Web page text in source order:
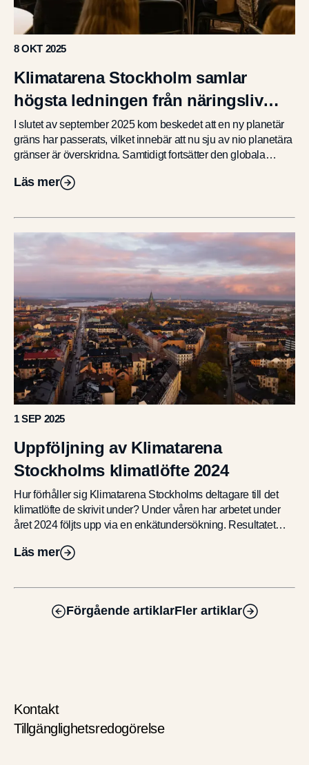
8 OKT 2025
Klimatarena Stockholm samlar
högsta ledningen från näringsliv
och kommuner
I slutet av september 2025 kom beskedet att en ny planetär
gräns har passerats, vilket innebär att nu sju av nio planetära
gränser är överskridna. Samtidigt fortsätter den globala
Läs mer
1 SEP 2025
Uppföljning av Klimatarena
Stockholms klimatlöfte 2024
Hur förhåller sig Klimatarena Stockholms deltagare till det
klimatlöfte de skrivit under? Under våren har arbetet under
året 2024 följts upp via en enkätundersökning. Resultatet
Läs mer
Förgående artiklarFler artiklar
Kontakt
Tillgänglighetsredogörelse